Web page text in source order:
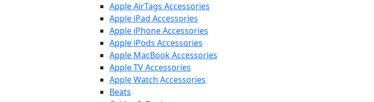
Apple AirTags Accessories
Apple iPad Accessories
Apple iPhone Accessories
Apple iPods Accessories
Apple MacBook Accessories
Apple TV Accessories
Apple Watch Accessories
Beats